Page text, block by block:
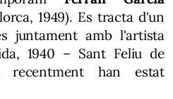
1949). Es tracta d'un
juntament amb l'artista
1940 – Sant Feliu de
recentment han estat